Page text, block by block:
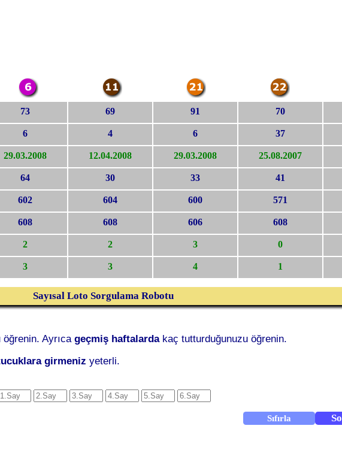
73 69 91 70
6 4 6 37
29.03.2008 12.04.2008 29.03.2008 25.08.2007
64 30 33 41
602 604 600 571
608 608 606 608
2 2 3 0
3 3 4 1
Sayısal Loto Sorgulama Robotu
öğrenin. Ayrıca geçmiş haftalardakaç tutturduğunuzu öğrenin.
girmeniz yeterli.